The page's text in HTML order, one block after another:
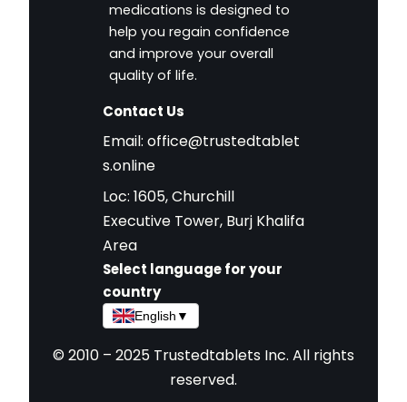
medications is designed to
help you regain confidence
and improve your overall
quality of life.
Contact Us
Email: office@trustedtablet
s.online
Loc: 1605, Churchill
Executive Tower, Burj Khalifa
Area
Select language for your
country
English ▼
© 2010 – 2025 Trustedtablets Inc. All rights
reserved.